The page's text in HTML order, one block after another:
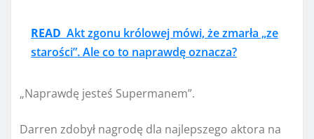
READ Akt zgonu królowej mówi, że zmarła „ze
starości”. Ale co to naprawdę oznacza?
„Naprawdę jesteś Supermanem”.
Darren zdobył nagrodę dla najlepszego aktora na